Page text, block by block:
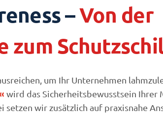
–Von der
zum
um Ihr Unternehmen
wird das Sicherheitsbewusstsein Ihrer
setzen wir zusätzlich auf praxisnahe